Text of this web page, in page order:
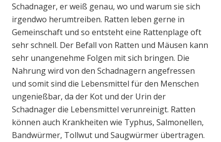
Schadnager, er weiß genau, wo und warum sie sich
irgendwo herumtreiben. Ratten leben gerne in
Gemeinschaft und so entsteht eine Rattenplage oft
sehr schnell. Der Befall von Ratten und Mäusen kann
sehr unangenehme Folgen mit sich bringen. Die
Nahrung wird von den Schadnagern angefressen
und somit sind die Lebensmittel für den Menschen
ungenießbar, da der Kot und der Urin der
Schadnager die Lebensmittel verunreinigt. Ratten
können auch Krankheiten wie Typhus, Salmonellen,
Bandwürmer, Tollwut und Saugwürmer übertragen.